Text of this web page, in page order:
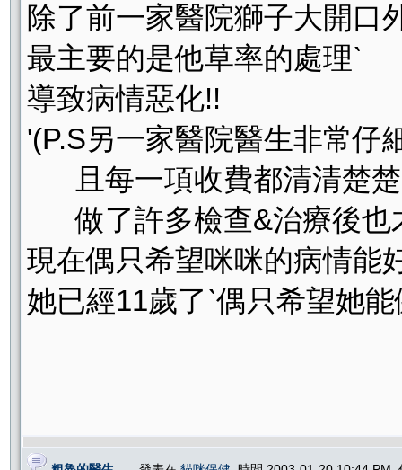
除了前一家醫院獅子大開口
最主要的是他草率的處理ˋ
導致病情惡化!!
'(P.S另一家醫院醫生非常仔
且每一項收費都清清楚楚
做了許多檢查&治療後也
現在偶只希望咪咪的病情能
她已經11歲了ˋ偶只希望她